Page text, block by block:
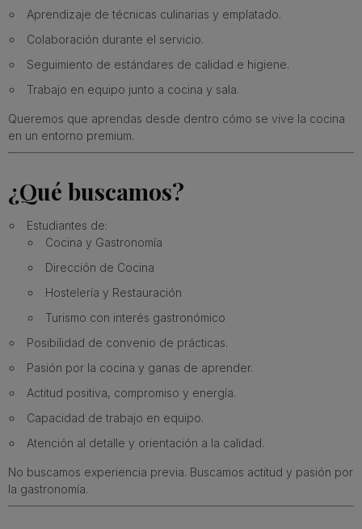
Aprendizaje de técnicas culinarias y emplatado.
Colaboración durante el servicio.
Seguimiento de estándares de calidad e higiene.
Trabajo en equipo junto a cocina y sala.
Queremos que aprendas desde dentro cómo se vive la cocina
en un entorno premium.
¿Qué buscamos?
Estudiantes de:
Cocina y Gastronomía
Dirección de Cocina
Hostelería y Restauración
Turismo con interés gastronómico
Posibilidad de convenio de prácticas.
Pasión por la cocina y ganas de aprender.
Actitud positiva, compromiso y energía.
Capacidad de trabajo en equipo.
Atención al detalle y orientación a la calidad.
No buscamos experiencia previa. Buscamos actitud y pasión por
la gastronomía.